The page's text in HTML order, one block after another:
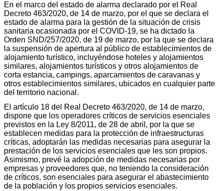
En el marco del estado de alarma declarado por el Real
Decreto 463/2020, de 14 de marzo, por el que se declara el
estado de alarma para la gestión de la situación de crisis
sanitaria ocasionada por el COVID-19, se ha dictado la
Orden SND/257/2020, de 19 de marzo, por la que se declara
la suspensión de apertura al público de establecimientos de
alojamiento turístico, incluyéndose hoteles y alojamientos
similares, alojamientos turísticos y otros alojamientos de
corta estancia, campings, aparcamientos de caravanas y
otros establecimientos similares, ubicados en cualquier parte
del territorio nacional.
El artículo 18 del Real Decreto 463/2020, de 14 de marzo,
dispone que los operadores críticos de servicios esenciales
previstos en la Ley 8/2011, de 28 de abril, por la que se
establecen medidas para la protección de infraestructuras
críticas, adoptarán las medidas necesarias para asegurar la
prestación de los servicios esenciales que les son propios.
Asimismo, prevé la adopción de medidas necesarias por
empresas y proveedores que, no teniendo la consideración
de críticos, son esenciales para asegurar el abastecimiento
de la población y los propios servicios esenciales.